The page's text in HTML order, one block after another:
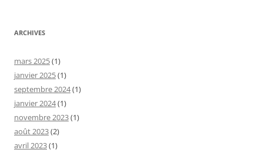
ARCHIVES
mars 2025(1)
janvier 2025(1)
septembre 2024(1)
janvier 2024(1)
novembre 2023(1)
août 2023(2)
avril 2023(1)